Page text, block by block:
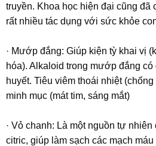
truyền. Khoa học hiện đại cũng đã
rất nhiều tác dụng với sức khỏe
· Mướp đắng: Giúp kiện tỳ khai vị
hóa). Alkaloid trong mướp đắng
huyết. Tiêu viêm thoái nhiệt
minh mục (mát tim, sáng mắt)
· Vỏ chanh: Là một nguồn tự
citric, giúp làm sạch các mạch